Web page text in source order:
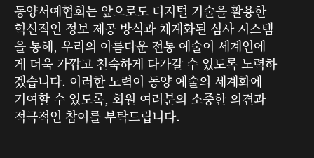
동양서예협회는 앞으로도 디지털 기술을 활용한
혁신적인 정보 제공 방식과 체계화된 심사 시스템
을 통해, 우리의 아름다운 전통 예술이 세계인에
게 더욱 가깝고 친숙하게 다가갈 수 있도록 노력하
겠습니다. 이러한 노력이 동양 예술의 세계화에
기여할 수 있도록, 회원 여러분의 소중한 의견과
적극적인 참여를 부탁드립니다.